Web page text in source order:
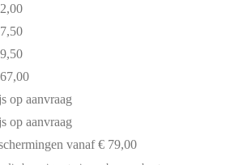
op aanvraag
op aanvraag
vanaf € 79,00